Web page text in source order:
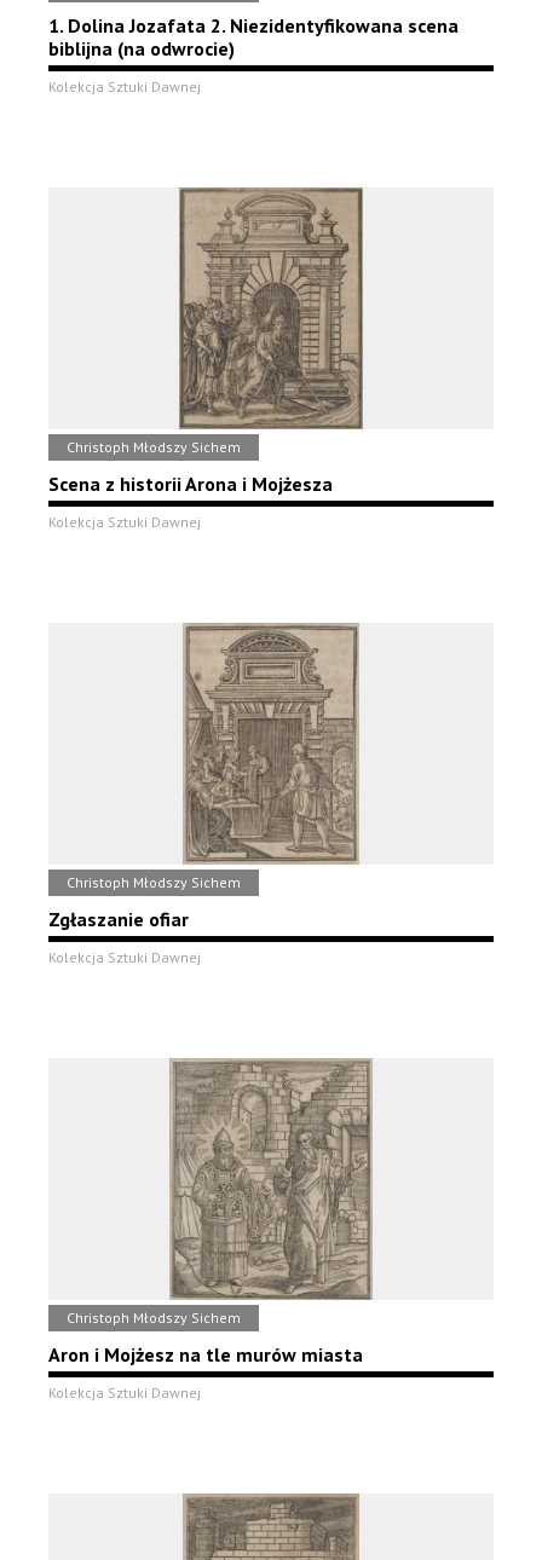
1. Dolina Jozafata 2. Niezidentyfikowana scena
biblijna (na odwrocie)
Kolekcja Sztuki Dawnej
Christoph Młodszy Sichem
Scena z historii Arona i Mojżesza
Kolekcja Sztuki Dawnej
Christoph Młodszy Sichem
Zgłaszanie ofiar
Kolekcja Sztuki Dawnej
Christoph Młodszy Sichem
Aron i Mojżesz na tle murów miasta
Kolekcja Sztuki Dawnej